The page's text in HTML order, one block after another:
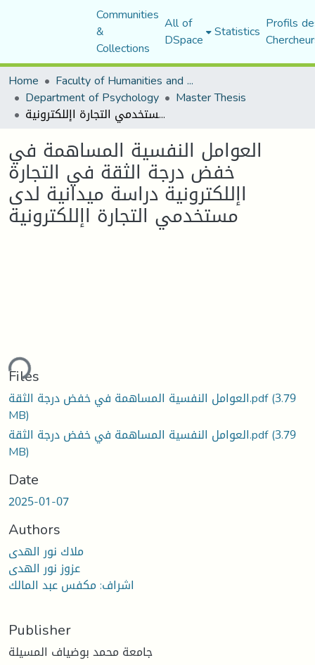
Communities
&
Collections
All of
DSpace Statistics Profils
Home
Faculty of Humanities and Social Sciences
Department of Psychology Master Thesis
العوامل النفسية المساهمة في خفض درجة الثقة في التجارة اإللكترونية دراسة ميدانية لدى مستخدمي التجارة اإللكترونية
العوامل النفسية المساهمة في
خفض درجة الثقة في التجارة
اإللكترونية دراسة ميدانية لدى
مستخدمي التجارة اإللكترونية
Files
العوامل النفسية المساهمة في خفض درجة الثقة.pdf(3.79
MB)
العوامل النفسية المساهمة في خفض درجة الثقة.pdf(3.79
MB)
Date
2025-01-07
Authors
ملاك نور الهدى
عزوز نور الهدى
اشراف: مكفس عبد المالك
Publisher
جامعة محمد بوضياف المسيلة